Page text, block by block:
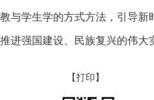
与学生学的方式方法，引导新
进强国建设、民族复兴的伟大
【打印】